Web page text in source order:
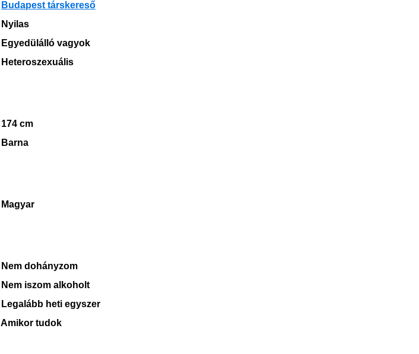
Budapest társkereső
Nyilas
Egyedülálló vagyok
Heteroszexuális
174 cm
Barna
Magyar
Nem dohányzom
Nem iszom alkoholt
Legalább heti egyszer
Amikor tudok